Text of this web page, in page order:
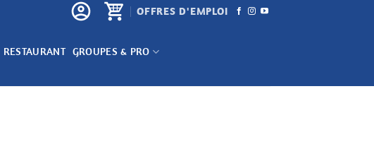
OFFRES D'EMPLOI
RESTAURANT GROUPES & PRO